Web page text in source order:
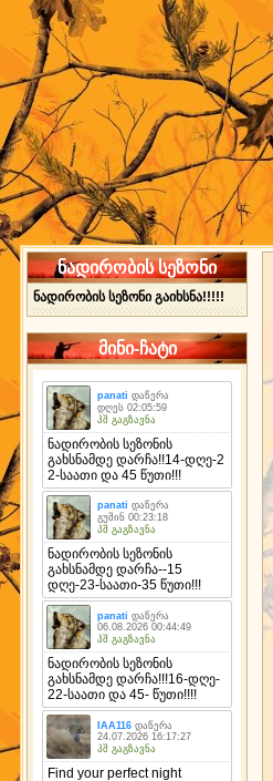
ნადირობის სეზონი
ნადირობის სეზონი გაიხსნა!!!!!
მინი-ჩატი